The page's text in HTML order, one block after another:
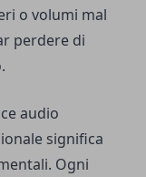
o volumi mal
perdere di
audio
significa
Ogni